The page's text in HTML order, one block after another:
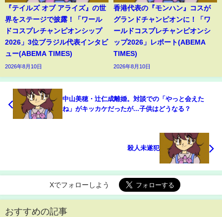
『テイルズ オブ アライズ』の世
界をステージで披露！「ワール
ドコスプレチャンピオンシップ
2026」3位ブラジル代表インタビ
ュー(ABEMA TIMES)
2026年8月10日
香港代表の『モンハン』コスが
グランドチャンピオンに！「ワ
ールドコスプレチャンピオンシ
ップ2026」レポート(ABEMA
TIMES)
2026年8月10日
中山美穂・辻仁成離婚。対談での「やっと会えた
ね」がキッカケだったが...子供はどうなる？
殺人未遂犯
Xでフォローしよう
おすすめの記事